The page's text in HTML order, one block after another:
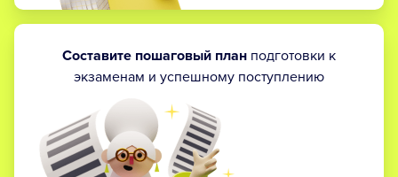
Составите пошаговый план подготовки к
экзаменам и успешному поступлению